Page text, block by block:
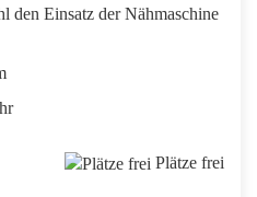
den Einsatz der Nähmaschine
Plätze frei